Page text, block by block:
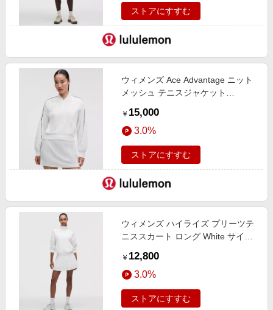
ストアにすすむ
ウィメンズ Ace Advantage ニット
メッシュ テニスジャケット
lululemon
￥ 15,000
3.0%
ストアにすすむ
ウィメンズ ハイライズ プリーツテ
ニススカート ロング White サイズ
￥ 12,800
3.0%
ストアにすすむ